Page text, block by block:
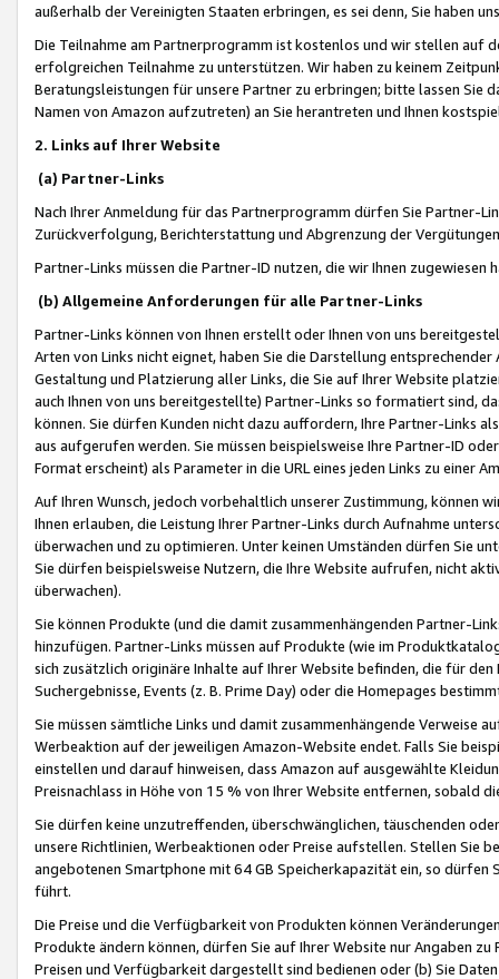
außerhalb der Vereinigten Staaten erbringen, es sei denn, Sie haben
Die Teilnahme am Partnerprogramm ist kostenlos und wir stellen auf
erfolgreichen Teilnahme zu unterstützen. Wir haben zu keinem
Beratungsleistungen für unsere Partner zu erbringen; bitte lassen Sie
Namen von Amazon aufzutreten) an Sie herantreten und Ihnen
2. Links auf Ihrer Website
(a) Partner-Links
Nach Ihrer Anmeldung für das Partnerprogramm dürfen Sie Partner-
Zurückverfolgung, Berichterstattung und Abgrenzung der
Partner-Links müssen die Partner-ID nutzen, die wir Ihnen zugewiesen
(b) Allgemeine Anforderungen für alle Partner-Links
Partner-Links können von Ihnen erstellt oder Ihnen von uns
Arten von Links nicht eignet, haben Sie die Darstellung
Gestaltung und Platzierung aller Links, die Sie auf Ihrer Website
auch Ihnen von uns bereitgestellte) Partner-Links so formatiert sind,
können. Sie dürfen Kunden nicht dazu auffordern, Ihre Partner-Links
aus aufgerufen werden. Sie müssen beispielsweise Ihre Partner-ID
Format erscheint) als Parameter in die URL eines jeden Links zu einer
Auf Ihren Wunsch, jedoch vorbehaltlich unserer Zustimmung, können
Ihnen erlauben, die Leistung Ihrer Partner-Links durch Aufnahme
überwachen und zu optimieren. Unter keinen Umständen dürfen Sie
Sie dürfen beispielsweise Nutzern, die Ihre Website aufrufen, nicht
überwachen).
Sie können Produkte (und die damit zusammenhängenden Partner-
hinzufügen. Partner-Links müssen auf Produkte (wie im
sich zusätzlich originäre Inhalte auf Ihrer Website befinden, die für
Suchergebnisse, Events (z. B. Prime Day) oder die Homepages
Sie müssen sämtliche Links und damit zusammenhängende
Werbeaktion auf der jeweiligen Amazon-Website endet. Falls Sie
einstellen und darauf hinweisen, dass Amazon auf ausgewählte
Preisnachlass in Höhe von 15 % von Ihrer Website entfernen, sobald
Sie dürfen keine unzutreffenden, überschwänglichen, täuschenden
unsere Richtlinien, Werbeaktionen oder Preise aufstellen. Stellen Sie
angebotenen Smartphone mit 64 GB Speicherkapazität ein, so dürfen
führt.
Die Preise und die Verfügbarkeit von Produkten können
Produkte ändern können, dürfen Sie auf Ihrer Website nur Angaben
Preisen und Verfügbarkeit dargestellt sind bedienen oder (b) Sie